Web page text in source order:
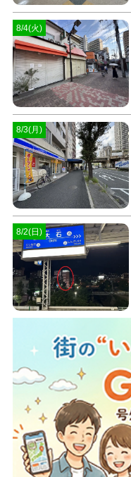
8/4(火)
8/3(月)
8/2(日)